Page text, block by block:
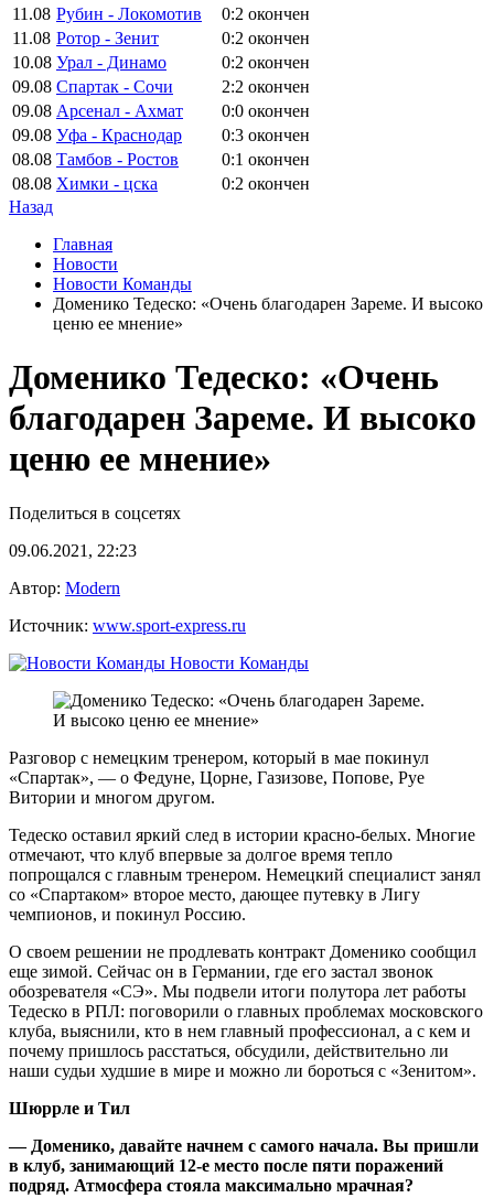
11.08 Рубин - Локомотив 0:2 окончен
11.08 Ротор - Зенит 0:2 окончен
10.08 Урал - Динамо 0:2 окончен
09.08 Спартак - Сочи 2:2 окончен
09.08 Арсенал - Ахмат 0:0 окончен
09.08 Уфа - Краснодар 0:3 окончен
08.08 Тамбов - Ростов 0:1 окончен
08.08 Химки - цска 0:2 окончен
Назад
Главная
Новости
Новости Команды
Доменико Тедеско: «Очень благодарен Зареме. И высоко
ценю ее мнение»
Доменико Тедеско: «Очень
благодарен Зареме. И высоко
ценю ее мнение»
Поделиться в соцсетях
09.06.2021, 22:23
Автор: Modern
Источник: www.sport-express.ru
Новости Команды
Разговор с немецким тренером, который в мае покинул
«Спартак», — о Федуне, Цорне, Газизове, Попове, Руе
Витории и многом другом.
Тедеско оставил яркий след в истории красно-белых. Многие
отмечают, что клуб впервые за долгое время тепло
попрощался с главным тренером. Немецкий специалист занял
со «Спартаком» второе место, дающее путевку в Лигу
чемпионов, и покинул Россию.
О своем решении не продлевать контракт Доменико сообщил
еще зимой. Сейчас он в Германии, где его застал звонок
обозревателя «СЭ». Мы подвели итоги полутора лет работы
Тедеско в РПЛ: поговорили о главных проблемах московского
клуба, выяснили, кто в нем главный профессионал, а с кем и
почему пришлось расстаться, обсудили, действительно ли
наши судьи худшие в мире и можно ли бороться с «Зенитом».
Шюррле и Тил
— Доменико, давайте начнем с самого начала. Вы пришли
в клуб, занимающий 12-е место после пяти поражений
подряд. Атмосфера стояла максимально мрачная?